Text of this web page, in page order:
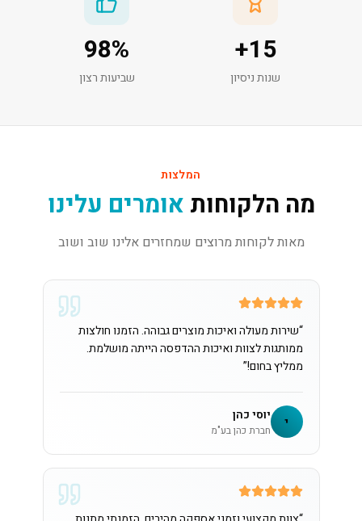
15
+
שנות ניסיון
98%
שביעות רצון
המלצות
מה הלקוחות אומרים עלינו
מאות לקוחות מרוצים שמחזרים אלינו שוב ושוב
“שירות מעולה ואיכות מוצרים גבוהה. הזמנו חולצות
ממותגות לצוות ואיכות ההדפסה הייתה מושלמת.
ממליץ בחום!”
י יוסי כהן
חברת כהן בע"מ